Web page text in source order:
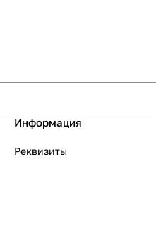
Информация
Реквизиты